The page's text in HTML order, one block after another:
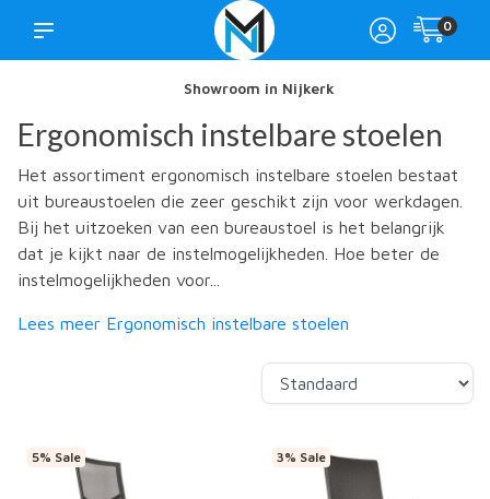
0
Showroom in Nijkerk
Ergonomisch instelbare stoelen
Het assortiment ergonomisch instelbare stoelen bestaat
uit bureaustoelen die zeer geschikt zijn voor werkdagen.
Bij het uitzoeken van een bureaustoel is het belangrijk
dat je kijkt naar de instelmogelijkheden. Hoe beter de
instelmogelijkheden voor...
Lees meer Ergonomisch instelbare stoelen
5% Sale 3% Sale